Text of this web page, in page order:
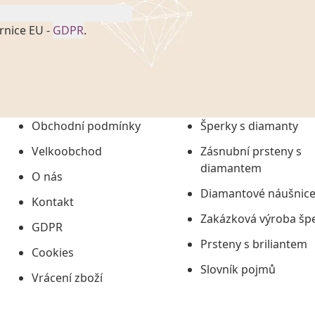
EU - GDPR.
č. 101/2000 Sb. v
uchováním veškerých
údajů či jako jeho
informací, nejdéle
Obchodní podmínky
Velkoobchod
O nás
Kontakt
GDPR
Cookies
Vrácení zboží
Šperky s diamanty
Zásnubní prsteny s
diamantem
Diamantové náušnice
Zakázková výroba
Prsteny s briliantem
Slovník pojmů